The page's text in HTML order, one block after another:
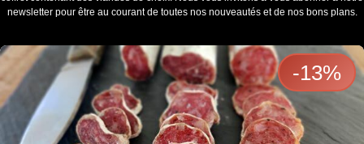
newsletter pour être au courant de toutes nos nouveautés et de nos bons plans.
-13%